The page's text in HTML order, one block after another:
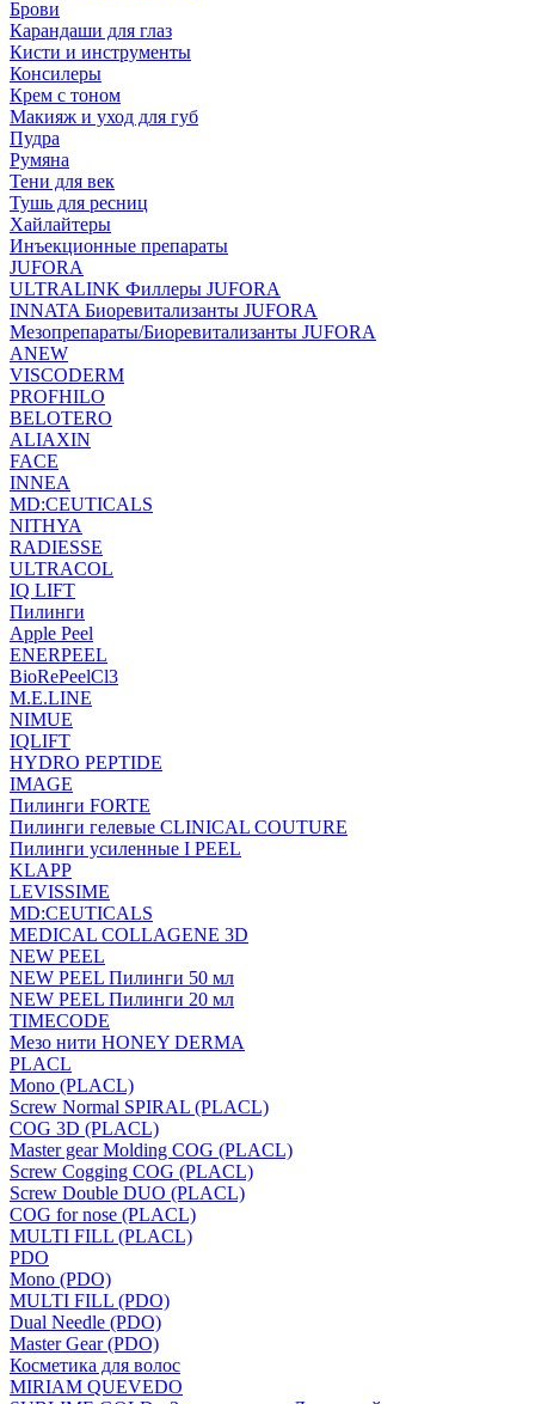
Брови
Карандаши для глаз
Кисти и инструменты
Консилеры
Крем с тоном
Макияж и уход для губ
Пудра
Румяна
Тени для век
Тушь для ресниц
Хайлайтеры
Инъекционные препараты
JUFORA
ULTRALINK Филлеры JUFORA
INNATA Биоревитализанты JUFORA
Мезопрепараты/Биоревитализанты JUFORA
ANEW
VISCODERM
PROFHILO
BELOTERO
ALIAXIN
FACE
INNEA
MD:CEUTICALS
NITHYA
RADIESSE
ULTRACOL
IQ LIFT
Пилинги
Apple Peel
ENERPEEL
BioRePeelCl3
M.E.LINE
NIMUE
IQLIFT
HYDRO PEPTIDE
IMAGE
Пилинги FORTE
Пилинги гелевые CLINICAL COUTURE
Пилинги усиленные I PEEL
KLAPP
LEVISSIME
MD:CEUTICALS
MEDICAL COLLAGENE 3D
NEW PEEL
NEW PEEL Пилинги 50 мл
NEW PEEL Пилинги 20 мл
TIMECODE
Мезо нити HONEY DERMA
PLACL
Mono (PLACL)
Screw Normal SPIRAL (PLACL)
COG 3D (PLACL)
Master gear Molding COG (PLACL)
Screw Cogging COG (PLACL)
Screw Double DUO (PLACL)
COG for nose (PLACL)
MULTI FILL (PLACL)
PDO
Mono (PDO)
MULTI FILL (PDO)
Dual Needle (PDO)
Master Gear (PDO)
Косметика для волос
MIRIAM QUEVEDO